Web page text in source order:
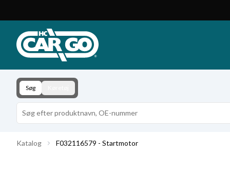
Download
Kontakt
Søg
Katalog F032116579 - Startmotor